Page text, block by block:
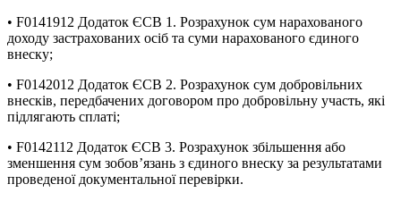
• F0141912 Додаток ЄСВ 1. Розрахунок сум нарахованого
доходу застрахованих осіб та суми нарахованого єдиного
внеску;
• F0142012 Додаток ЄСВ 2. Розрахунок сум добровільних
внесків, передбачених договором про добровільну участь, які
підлягають сплаті;
• F0142112 Додаток ЄСВ 3. Розрахунок збільшення або
зменшення сум зобов’язань з єдиного внеску за результатами
проведеної документальної перевірки.